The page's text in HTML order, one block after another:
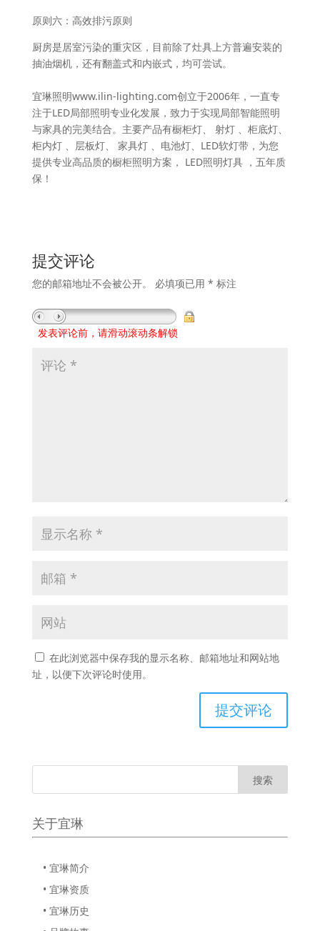
原则六：高效排污原则
厨房是居室污染的重灾区，目前除了灶具上方普遍安装的
抽油烟机，还有翻盖式和内嵌式，均可尝试。
宜琳照明www.ilin-lighting.com创立于2006年，一直专
注于LED局部照明专业化发展，致力于实现局部智能照明
与家具的完美结合。主要产品有橱柜灯、 射灯 、柜底灯、
柜内灯 、层板灯、 家具灯 、电池灯、LED软灯带，为您
提供专业高品质的橱柜照明方案， LED照明灯具 ，五年质
保！
提交评论
您的邮箱地址不会被公开。 必填项已用 * 标注
发表评论前，请滑动滚动条解锁
在此浏览器中保存我的显示名称、邮箱地址和网站地
址，以便下次评论时使用。
关于宜琳
• 宜琳简介
• 宜琳资质
• 宜琳历史